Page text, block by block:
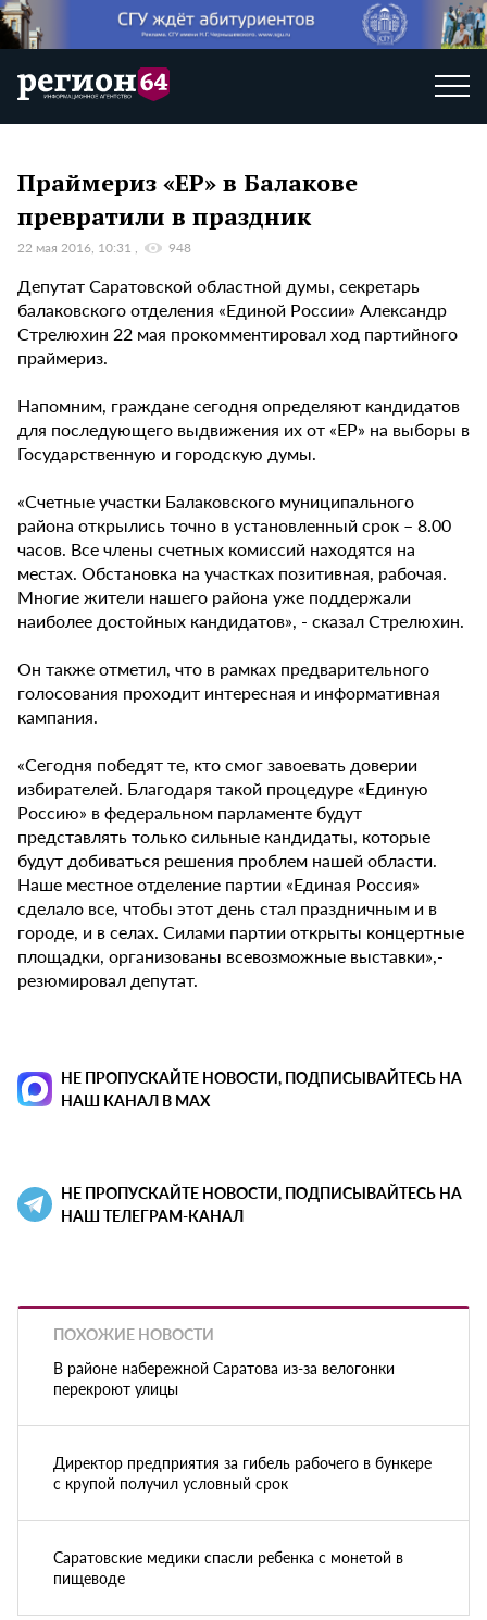
Праймериз «ЕР» в Балакове
превратили в праздник
22 мая 2016, 10:31 948
Депутат Саратовской областной думы, секретарь
балаковского отделения «Единой России» Александр
Стрелюхин 22 мая прокомментировал ход партийного
праймериз.
Напомним, граждане сегодня определяют кандидатов
для последующего выдвижения их от «ЕР» на выборы в
Государственную и городскую думы.
«Счетные участки Балаковского муниципального
района открылись точно в установленный срок – 8.00
часов. Все члены счетных комиссий находятся на
местах. Обстановка на участках позитивная, рабочая.
Многие жители нашего района уже поддержали
наиболее достойных кандидатов», - сказал Стрелюхин.
Он также отметил, что в рамках предварительного
голосования проходит интересная и информативная
кампания.
«Сегодня победят те, кто смог завоевать доверии
избирателей. Благодаря такой процедуре «Единую
Россию» в федеральном парламенте будут
представлять только сильные кандидаты, которые
будут добиваться решения проблем нашей области.
Наше местное отделение партии «Единая Россия»
сделало все, чтобы этот день стал праздничным и в
городе, и в селах. Силами партии открыты концертные
площадки, организованы всевозможные выставки»,-
резюмировал депутат.
НЕ ПРОПУСКАЙТЕ НОВОСТИ, ПОДПИСЫВАЙТЕСЬ НА
НАШ КАНАЛ В MAX
НЕ ПРОПУСКАЙТЕ НОВОСТИ, ПОДПИСЫВАЙТЕСЬ НА
НАШ ТЕЛЕГРАМ-КАНАЛ
ПОХОЖИЕ НОВОСТИ
В районе набережной Саратова из-за велогонки
перекроют улицы
Директор предприятия за гибель рабочего в бункере
с крупой получил условный срок
Саратовские медики спасли ребенка с монетой в
пищеводе